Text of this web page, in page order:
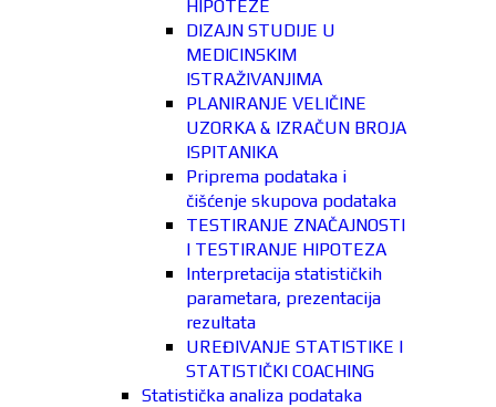
HIPOTEZE
DIZAJN STUDIJE U
MEDICINSKIM
ISTRAŽIVANJIMA
PLANIRANJE VELIČINE
UZORKA & IZRAČUN BROJA
ISPITANIKA
Priprema podataka i
čišćenje skupova podataka
TESTIRANJE ZNAČAJNOSTI
I TESTIRANJE HIPOTEZA
Interpretacija statističkih
parametara, prezentacija
rezultata
UREĐIVANJE STATISTIKE I
STATISTIČKI COACHING
Statistička analiza podataka